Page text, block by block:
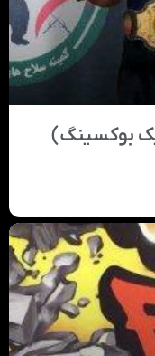
بوکسینگ)